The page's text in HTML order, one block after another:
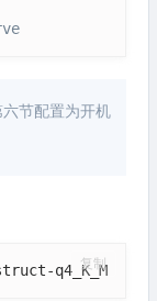
节配置为开机
q4_K_M
复制